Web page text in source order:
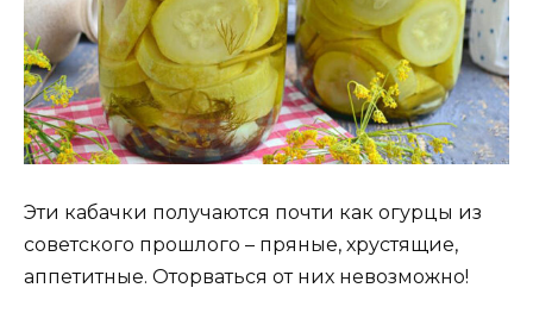
Эти кабачки получаются почти как огурцы из
советского прошлого – пряные, хрустящие,
аппетитные. Оторваться от них невозможно!